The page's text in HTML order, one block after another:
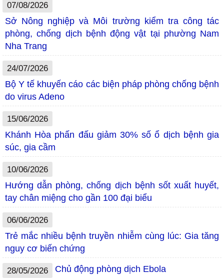
07/08/2026
Sở Nông nghiệp và Môi trường kiểm tra công tác
phòng, chống dịch bệnh động vật tại phường Nam
Nha Trang
24/07/2026
Bộ Y tế khuyến cáo các biện pháp phòng chống bệnh
do virus Adeno
15/06/2026
Khánh Hòa phấn đấu giảm 30% số ổ dịch bệnh gia
súc, gia cầm
10/06/2026
Hướng dẫn phòng, chống dịch bệnh sốt xuất huyết,
tay chân miệng cho gần 100 đại biểu
06/06/2026
Trẻ mắc nhiều bệnh truyền nhiễm cùng lúc: Gia tăng
nguy cơ biến chứng
28/05/2026 Chủ động phòng dịch Ebola